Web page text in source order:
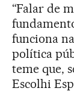
“Falar de
funciona
política
teme que,
Escolhi